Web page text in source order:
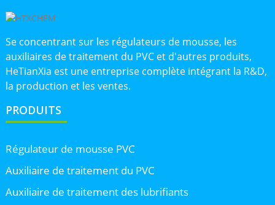
Se concentrant sur les régulateurs de mousse, les
auxiliaires de traitement du PVC et d'autres produits,
HeTianXia est une entreprise complète intégrant la R&D,
la production et les ventes.
PRODUITS
Régulateur de mousse PVC
Auxiliaire de traitement du PVC
Auxiliaire de traitement des lubrifiants